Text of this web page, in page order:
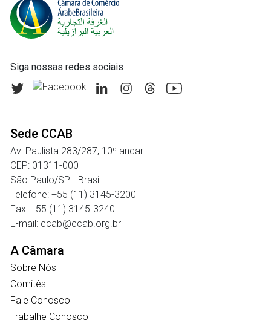
Siga nossas redes sociais
Sede CCAB
Av. Paulista 283/287, 10º andar
CEP: 01311-000
São Paulo/SP - Brasil
Telefone: +55 (11) 3145-3200
Fax: +55 (11) 3145-3240
E-mail: ccab@ccab.org.br
A Câmara
Sobre Nós
Comitês
Fale Conosco
Trabalhe Conosco